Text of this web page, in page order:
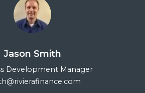
Jason Smith
Development Manager